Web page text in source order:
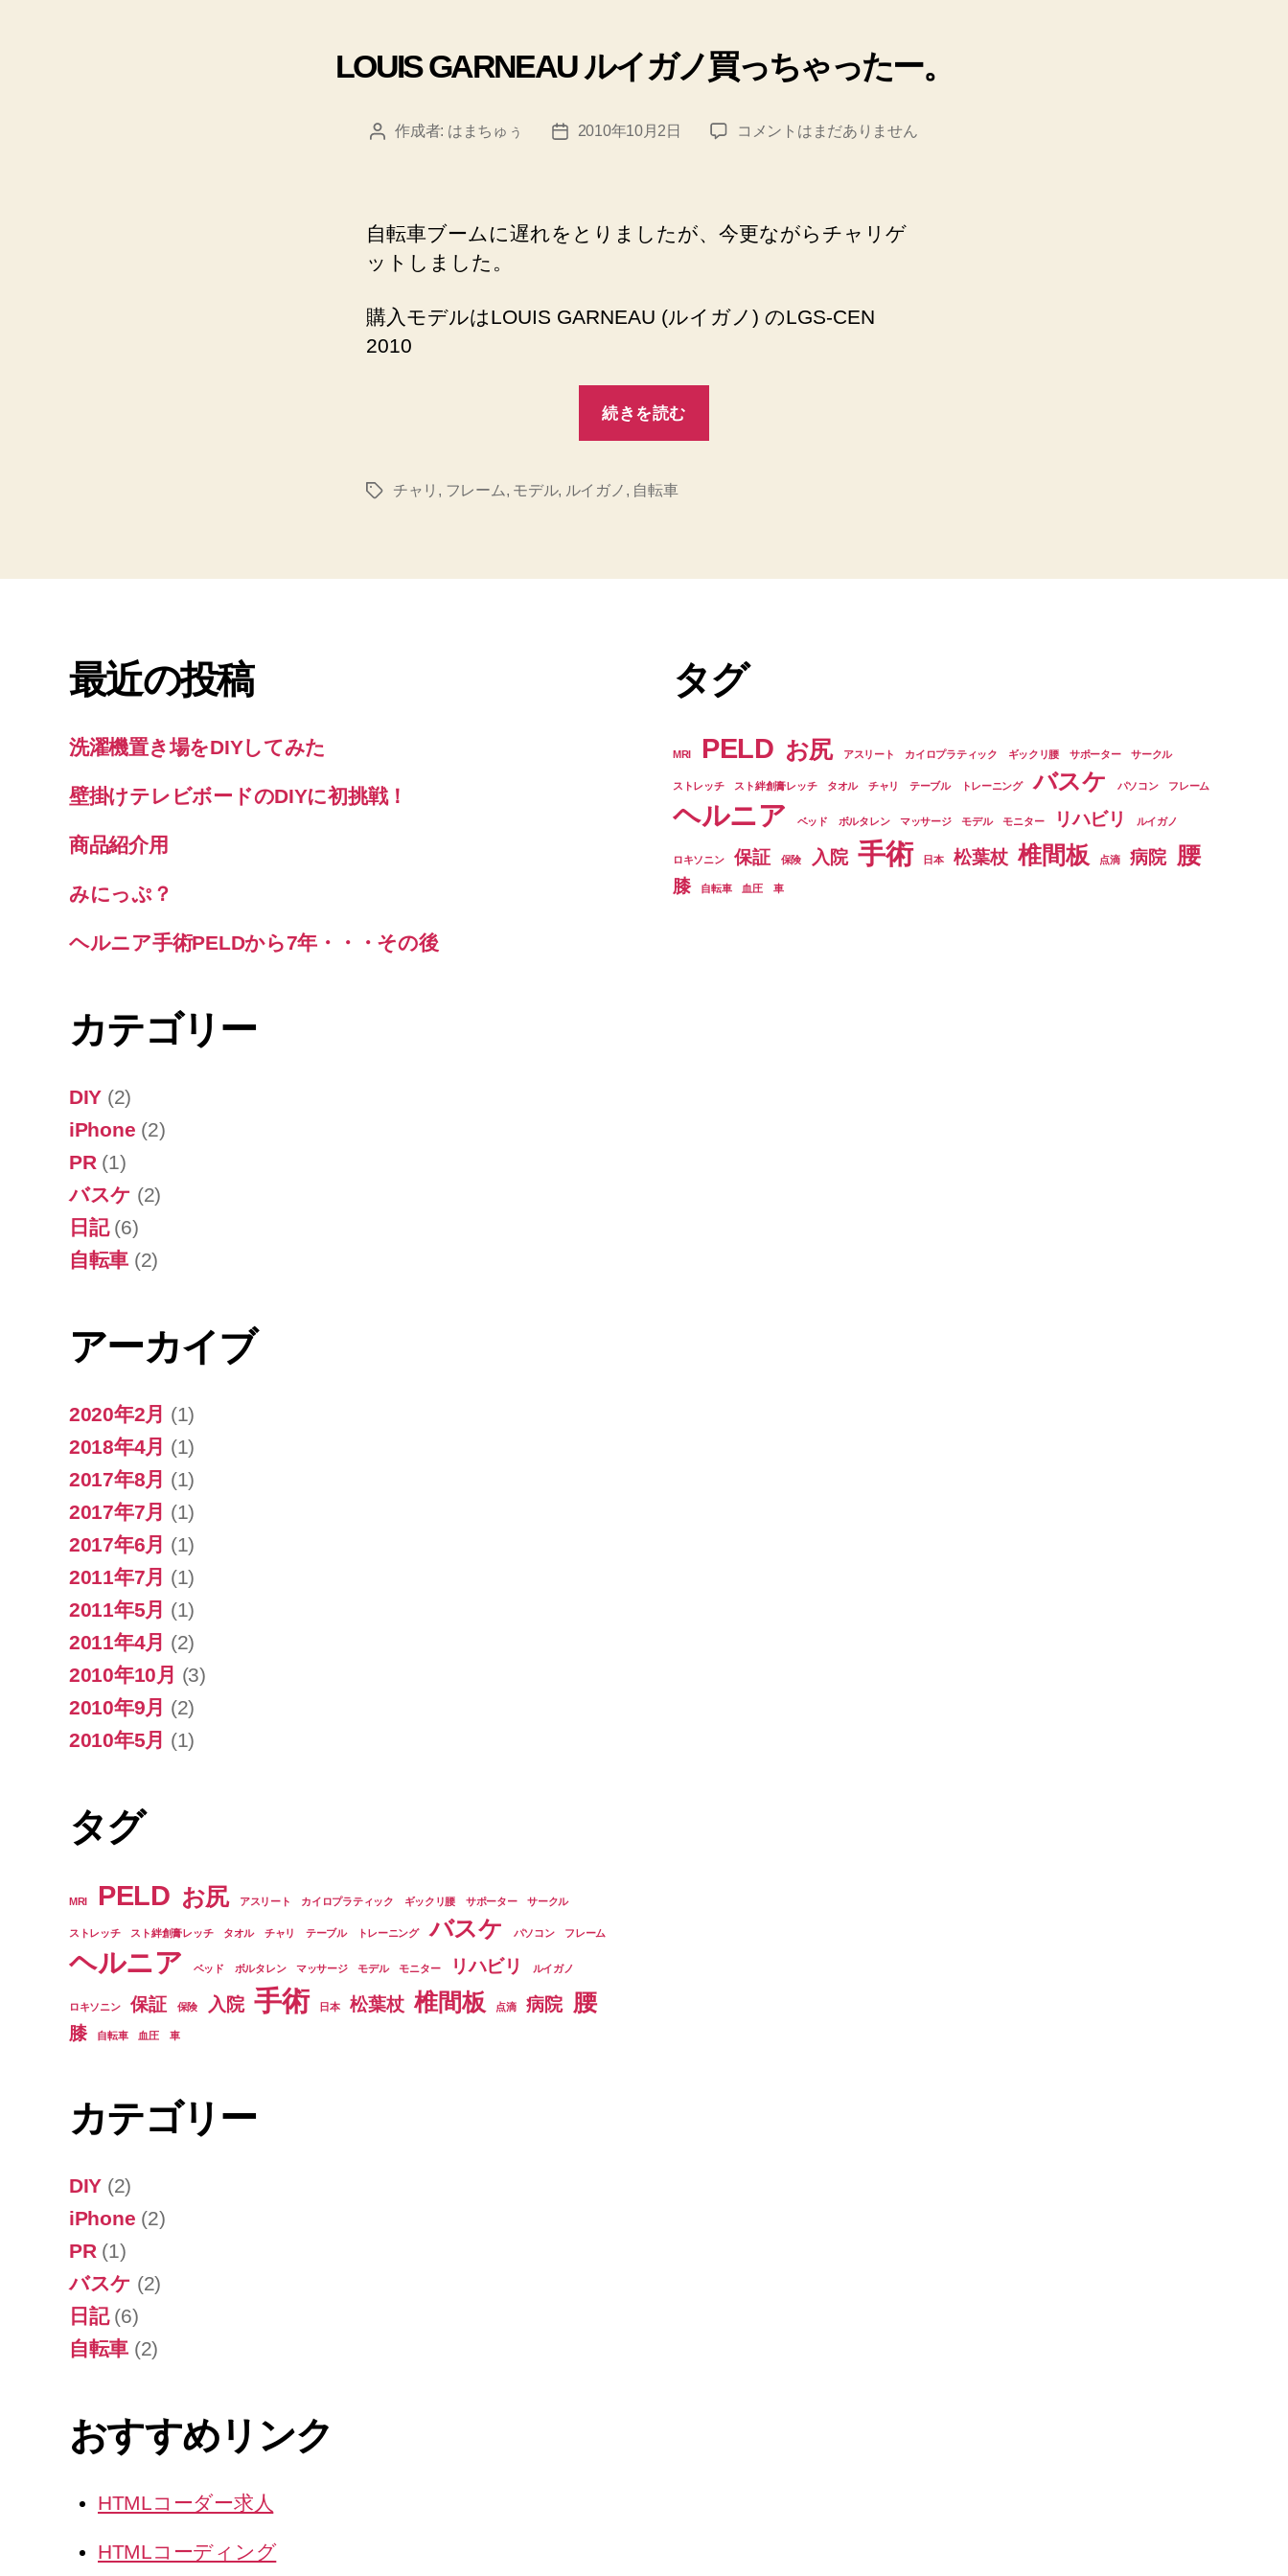
ー
LOUIS GARNEAU ルイガノ買っちゃったー。
投
作成者: はまちゅぅ
投
2010年10月2日
LOUIS
ガ
ノ
ち
コメントはまだありません
自転車ブームに遅れをとりましたが、今更ながらチャリゲ
ットしました。
購入モデルはLOUIS GARNEAU (ルイガノ) のLGS-CEN
2010
続きを読む
買
ゃ
っ
ー。”
タ
チャリ , フレーム, モデル, ルイガノ , 自転車
最近の投稿
洗濯機置き場をDIYしてみた
壁掛けテレビボードのDIYに初挑戦！
商品紹介用
みにっぷ？
ヘルニア手術PELDから7年・・・その後
カテゴリー
DIY (2)
iPhone (2)
PR (1)
バスケ (2)
日記(6)
自転車 (2)
アーカイブ
2020年2月 (1)
2018年4月 (1)
2017年8月 (1)
2017年7月 (1)
2017年6月 (1)
2011年7月 (1)
2011年5月 (1)
2011年4月 (2)
2010年10月 (3)
2010年9月 (2)
2010年5月 (1)
タグ
MRI PELD お尻 アスリート カイロプラティック ギックリ腰 サポーター サークル
ストレッチ スト絆創膏レッチ タオル チャリ テーブル トレーニング バスケ パソコン フレーム
ヘルニア ベッド ボルタレン マッサージ モデル モニター リハビリ ルイガノ
ロキソニン 保証 保険 入院 手術 日本 松葉杖 椎間板 点滴 病院 腰
膝 自転車 血圧 車
カテゴリー
DIY (2)
iPhone (2)
PR (1)
バスケ (2)
日記(6)
自転車 (2)
おすすめリンク
HTMLコーダー求人
HTMLコーディング
タグ
MRI PELD お尻 アスリート カイロプラティック ギックリ腰 サポーター サークル
ストレッチ スト絆創膏レッチ タオル チャリ テーブル トレーニング バスケ パソコン フレーム
ヘルニア ベッド ボルタレン マッサージ モデル モニター リハビリ ルイガノ
ロキソニン 保証 保険 入院 手術 日本 松葉杖 椎間板 点滴 病院 腰
膝 自転車 血圧 車